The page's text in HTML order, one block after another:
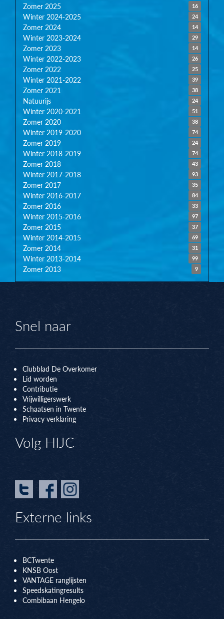
16
Zomer 2025
24
Winter 2024-2025
14
Zomer 2024
29
Winter 2023-2024
14
Zomer 2023
26
Winter 2022-2023
25
Zomer 2022
39
Winter 2021-2022
38
Zomer 2021
24
Natuurijs
51
Winter 2020-2021
38
Zomer 2020
74
Winter 2019-2020
24
Zomer 2019
74
Winter 2018-2019
43
Zomer 2018
93
Winter 2017-2018
35
Zomer 2017
84
Winter 2016-2017
33
Zomer 2016
97
Winter 2015-2016
37
Zomer 2015
69
Winter 2014-2015
31
Zomer 2014
99
Winter 2013-2014
9
Zomer 2013
Snel naar
Clubblad De Overkomer
Lid worden
Contributie
Vrijwilligerswerk
Schaatsen in Twente
Privacy verklaring
Volg HIJC
Externe links
BCTwente
KNSB Oost
VANTAGE ranglijsten
Speedskatingresults
Combibaan Hengelo